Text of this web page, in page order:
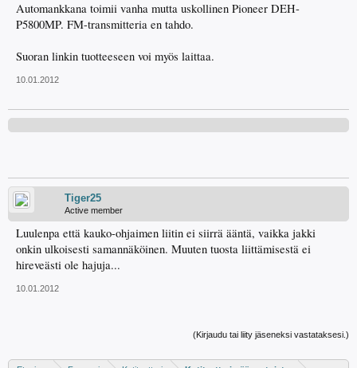
Automankkana toimii vanha mutta uskollinen Pioneer DEH-
P5800MP. FM-transmitteria en tahdo.
Suoran linkin tuotteeseen voi myös laittaa.
10.01.2012
Tiger25
Active member
Luulenpa että kauko-ohjaimen liitin ei siirrä ääntä, vaikka jakki
onkin ulkoisesti samannäköinen. Muuten tuosta liittämisestä ei
hireveästi ole hajuja...
10.01.2012
(Kirjaudu tai liity jäseneksi vastataksesi.)